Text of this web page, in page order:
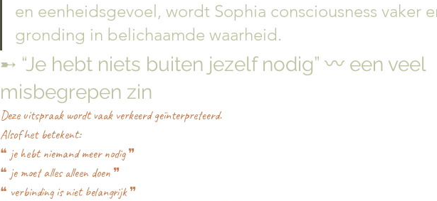
en eenheidsgevoel, wordt Sophia consciousness vaker
gronding in belichaamde waarheid.
➸ “Je hebt niets buiten jezelf nodig” 〰️ een veel
misbegrepen zin
Deze uitspraak wordt vaak verkeerd geïnterpreteerd.
Alsof het betekent:
❝ je hebt niemand meer nodig ❞
❝ je moet alles alleen doen ❞
❝ verbinding is niet belangrijk ❞